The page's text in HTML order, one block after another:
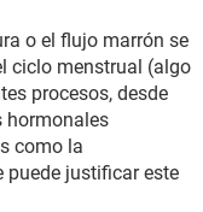
o el flujo marrón se
ciclo menstrual (algo
procesos, desde
hormonales
como la
puede justificar este